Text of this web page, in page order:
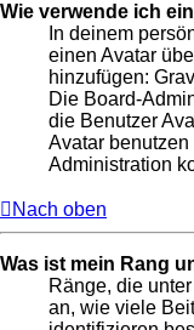
Wie verwende ich
In deinem
einen Avatar
hinzufügen:
Die Board-
die Benutzer
Avatar
Administration
Nach oben
Was ist mein Rang
Ränge, die
an, wie viele